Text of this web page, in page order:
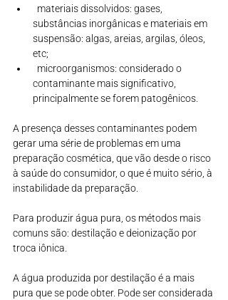
substâncias inorgânicas e materiais em
suspensão: algas, areias, argilas, óleos,
etc;
contaminante mais significativo,
principalmente se forem patogênicos.
A presença desses contaminantes podem
gerar uma série de problemas em uma
preparação cosmética, que vão desde o risco
à saúde do consumidor, o que é muito sério, à
instabilidade da preparação.
Para produzir água pura, os métodos mais
comuns são: destilação e deionização por
troca iônica.
A água produzida por destilação é a mais
pura que se pode obter. Pode ser considerada